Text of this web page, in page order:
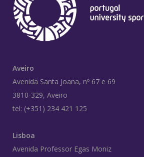
Aveiro
Avenida Santa Joana, nº 67 e 69
3810-329, Aveiro
tel: (+351) 234 421 125
Lisboa
Avenida Professor Egas Moniz